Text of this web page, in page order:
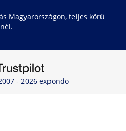
Magyarországon, teljes körű
- 2026 expondo